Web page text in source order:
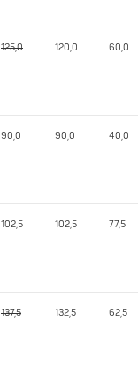
125,0 120,0 60,0
90,0 90,0 40,0
102,5 102,5 77,5
137,5 132,5 62,5